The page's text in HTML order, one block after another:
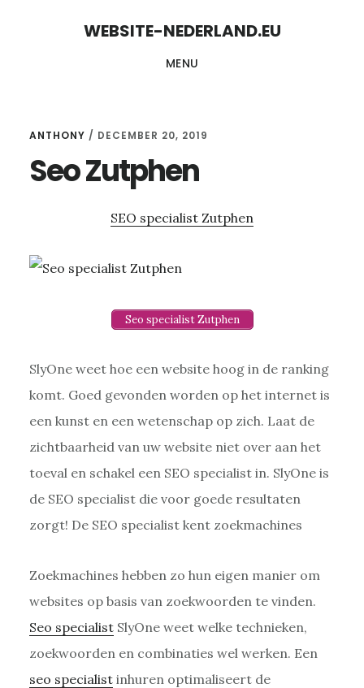
WEBSITE-NEDERLAND.EU
MENU
ANTHONY / DECEMBER 20, 2019
Seo Zutphen
SEO specialist Zutphen
Seo specialist Zutphen
SlyOne weet hoe een website hoog in de ranking
komt. Goed gevonden worden op het internet is
een kunst en een wetenschap op zich. Laat de
zichtbaarheid van uw website niet over aan het
toeval en schakel een SEO specialist in. SlyOne is
de SEO specialist die voor goede resultaten
zorgt! De SEO specialist kent zoekmachines
Zoekmachines hebben zo hun eigen manier om
websites op basis van zoekwoorden te vinden.
Seo specialistSlyOne weet welke technieken,
zoekwoorden en combinaties wel werken. Een
seo specialistinhuren optimaliseert de